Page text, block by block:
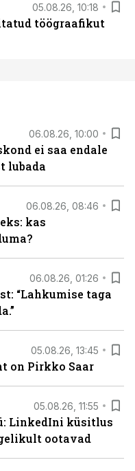
05.08.26, 10:18
töögraafikut
06.08.26, 10:00
ei saa endale
lubada
06.08.26, 08:46
kas
06.08.26, 01:26
“Lahkumise taga
05.08.26, 13:45
on Pirkko Saar
05.08.26, 11:55
LinkedIni küsitlus
ootavad